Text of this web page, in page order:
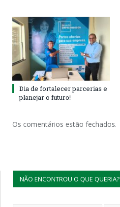
Dia de fortalecer parcerias e
planejar o futuro!
Os comentários estão fechados.
NÃO ENCONTROU O QUE QUERIA?